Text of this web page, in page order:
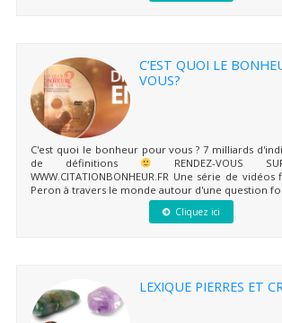
C’EST QUOI LE
VOUS?
C'est quoi le bonheur pour vous ? 7 milliards
de définitions
RENDEZ-VOUS
WWW.CITATIONBONHEUR.FR Une série de
Peron à travers le monde autour d'une question
Cliquez ici
LEXIQUE PIERRES ET